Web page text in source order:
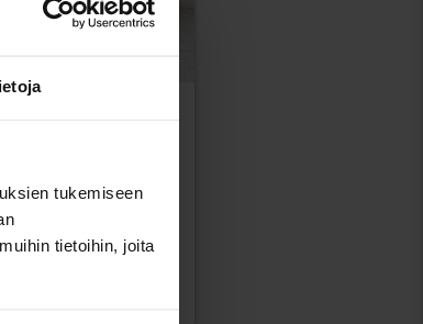
tukemiseen
tietoihin, joita
900 km
Sähköinen
(Ellesbo)
389 900 SEK